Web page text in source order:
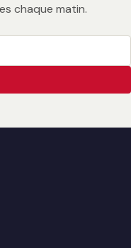
chaque matin.